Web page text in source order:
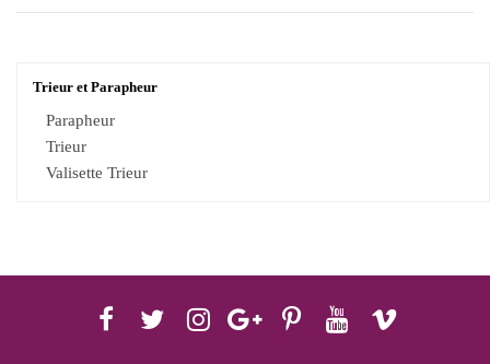
Trieur et Parapheur
Parapheur
Trieur
Valisette Trieur